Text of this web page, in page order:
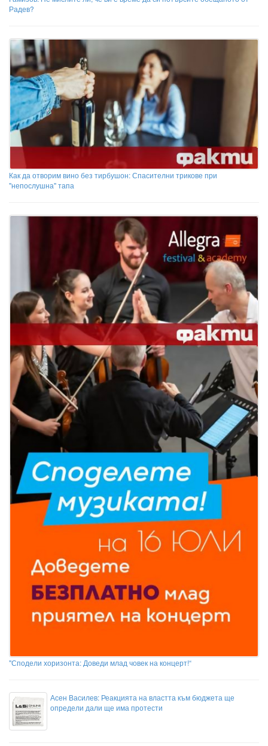
Радев?
Как да отворим вино без тирбушон: Спасителни трикове при
"непослушна" тапа
"Сподели хоризонта: Доведи млад човек на концерт!“
Асен Василев: Реакцията на властта към бюджета ще
определи дали ще има протести